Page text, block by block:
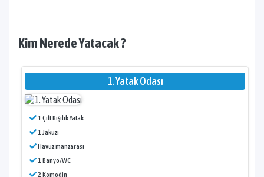
Kim Nerede Yatacak ?
1. Yatak Odası
1 Çift Kişilik Yatak
1 Jakuzi
Havuz manzarası
1 Banyo/WC
2 Komodin